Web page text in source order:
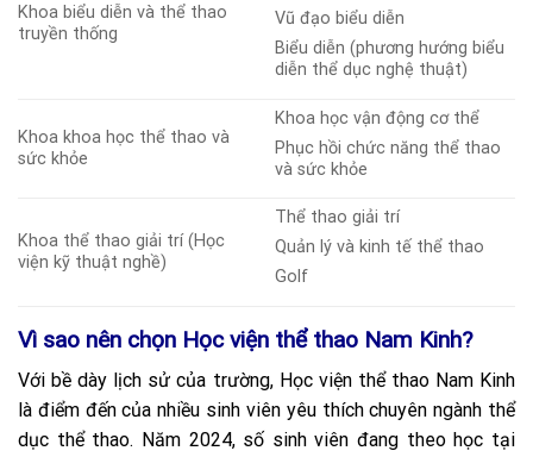
Khoa biểu diễn và thể thao
truyền thống
Vũ đạo biểu diễn
Biểu diễn (phương hướng biểu
diễn thể dục nghệ thuật)
Khoa khoa học thể thao và
sức khỏe
Khoa học vận động cơ thể
Phục hồi chức năng thể thao
và sức khỏe
Khoa thể thao giải trí (Học
viện kỹ thuật nghề)
Thể thao giải trí
Quản lý và kinh tế thể thao
Golf
Vì sao nên chọn Học viện thể thao Nam Kinh?
Với bề dày lịch sử của trường, Học viện thể thao Nam Kinh
là điểm đến của nhiều sinh viên yêu thích chuyên ngành thể
dục thể thao. Năm 2024, số sinh viên đang theo học tại